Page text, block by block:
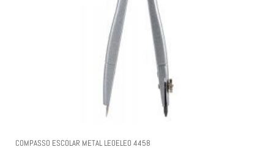
COMPASSO ESCOLAR METAL LEOELEO 4458